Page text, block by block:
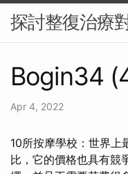
探討整復治療
Bogin34
Apr 4, 2022
10所按摩學校：世界上
比，它的價格也具有競